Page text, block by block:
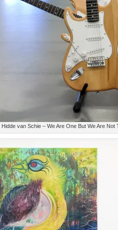
Hidde van Schie – We Are One But We Are